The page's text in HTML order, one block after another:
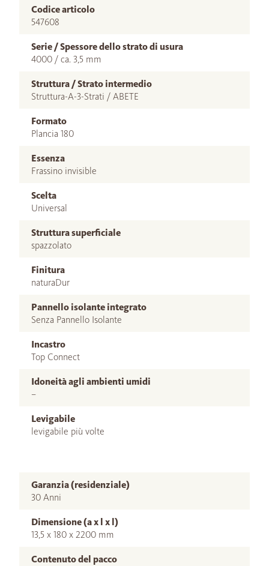
Codice articolo
547608
Serie / Spessore dello strato di usura
4000 / ca. 3,5 mm
Struttura / Strato intermedio
Struttura-A-3-Strati / ABETE
Formato
Plancia 180
Essenza
Frassino invisible
Scelta
Universal
Struttura superficiale
spazzolato
Finitura
naturaDur
Pannello isolante integrato
Senza Pannello Isolante
Incastro
Top Connect
Idoneità agli ambienti umidi
–
Levigabile
levigabile più volte
Garanzia (residenziale)
30 Anni
Dimensione (a x l x l)
13,5 x 180 x 2200 mm
Contenuto del pacco